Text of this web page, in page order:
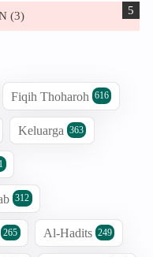
(3)
Fiqih Thoharoh 616
Keluarga 363
312
265 Al-Hadits 249